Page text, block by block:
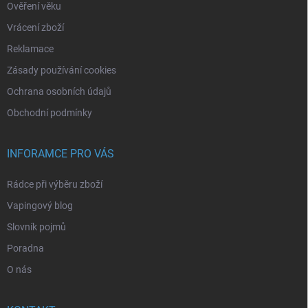
Ověření věku
Vrácení zboží
Reklamace
Zásady používání cookies
Ochrana osobních údajů
Obchodní podmínky
INFORAMCE PRO VÁS
Rádce při výběru zboží
Vapingový blog
Slovník pojmů
Poradna
O nás